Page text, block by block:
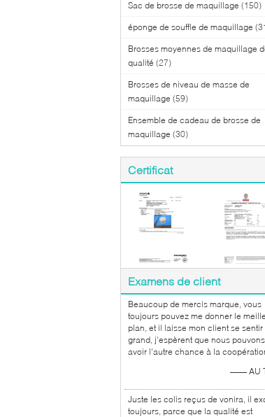
Sac de brosse de maquillage (150)
éponge de souffle de maquillage
Brosses moyennes de maquillage
qualité (27)
Brosses de niveau de masse de
maquillage (59)
Ensemble de cadeau de brosse de
maquillage (30)
Certificat
Examens de client
Beaucoup de mercis marque, vous
toujours pouvez me donner le
plan, et il laisse mon client se sentir
grand, j'espèrent que nous pouvons
avoir l'autre chance à la
—— AU
Juste les colis reçus de vonira, il
toujours, parce que la qualité est